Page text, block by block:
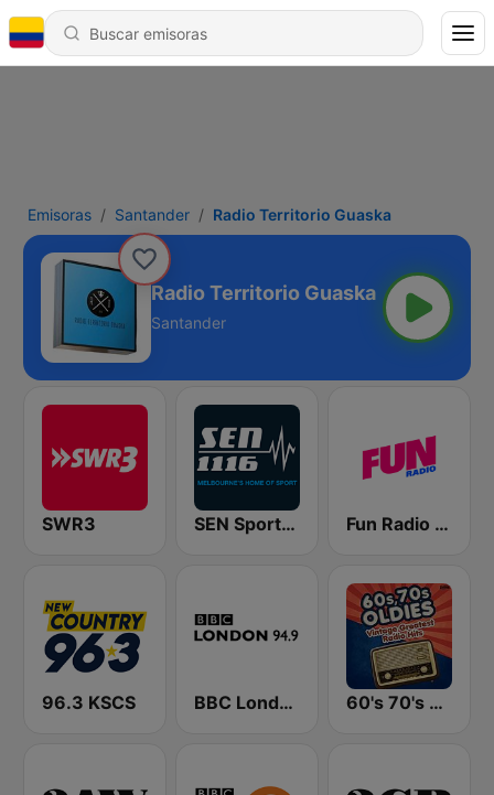
Emisoras Santander Radio Territorio Guaska
Radio Territorio Guaska
Santander
SWR3 SEN Sports 1116 AM Fun Radio FRANCE
96.3 KSCS BBC London 60's 70's Oldies